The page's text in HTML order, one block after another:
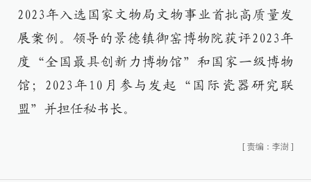
2023年入选国家文物局文物事业首批高质量发
展案例。领导的景德镇御窑博物院获评2023年
度“全国最具创新力博物馆”和国家一级博物
馆；2023年10月参与发起“国际瓷器研究联
盟”并担任秘书长。
[ 责编：李澍 ]